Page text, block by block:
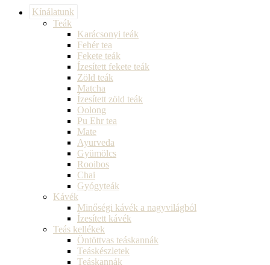
Kínálatunk
Teák
Karácsonyi teák
Fehér tea
Fekete teák
Ízesített fekete teák
Zöld teák
Matcha
Ízesített zöld teák
Oolong
Pu Ehr tea
Mate
Ayurveda
Gyümölcs
Rooibos
Chai
Gyógyteák
Kávék
Minőségi kávék a nagyvilágból
Ízesített kávék
Teás kellékek
Öntöttvas teáskannák
Teáskészletek
Teáskannák